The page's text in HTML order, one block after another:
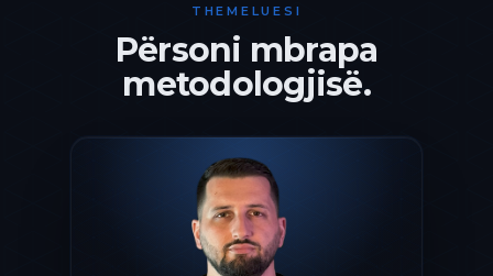
THEMELUESI
Përsoni mbrapa
metodologjisë.